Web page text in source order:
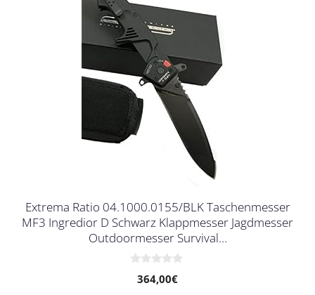
Extrema Ratio 04.1000.0155/BLK Taschenmesser
MF3 Ingredior D Schwarz Klappmesser Jagdmesser
Outdoormesser Survival…
364,00€